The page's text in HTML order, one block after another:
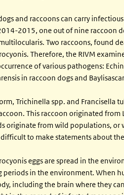
and raccoons can carry
2015, one out of nine raccoon
Two raccoons, found
Therefore, the RIVM
of various pathogens:
in raccoon dogs and
Trichinella spp. and Francisella
This raccoon originated from
originate from wild populations, or
to make statements about
eggs are spread in the
periods in the environment. When
including the brain where they